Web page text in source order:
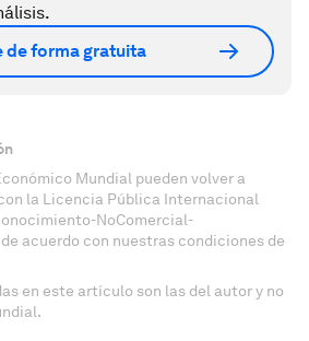
de forma gratuita
Mundial pueden volver a
la Licencia Pública Internacional
NoComercial-
acuerdo con nuestras condiciones de
en este artículo son las del autor y no